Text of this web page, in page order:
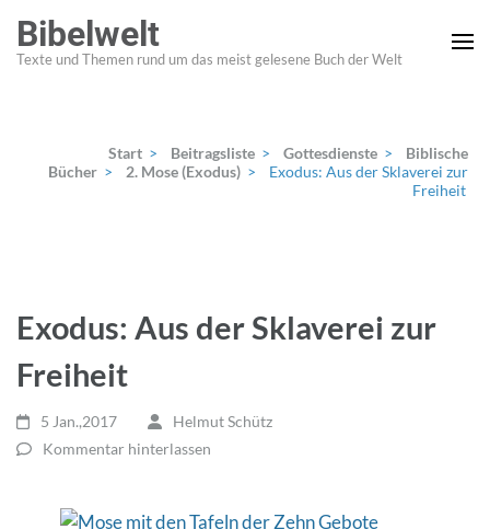
Inhalt
springen
Bibelwelt
Texte und Themen rund um das meist gelesene Buch der Welt
Start > Beitragsliste > Gottesdienste >
Biblische
Bücher > 2. Mose (Exodus) >
Exodus: Aus der Sklaverei zur
Freiheit
Exodus: Aus der Sklaverei zur
Freiheit
5 Jan.,2017
Helmut Schütz
Kommentar hinterlassen